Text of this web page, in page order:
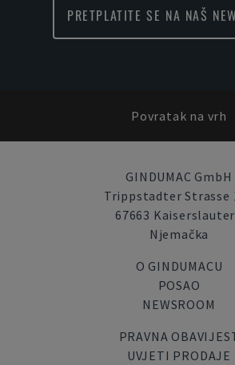
PRETPLATITE SE NA NAŠ
Povratak na vrh
GINDUMAC GmbH
Trippstadter Strasse
67663
Njemačka
O GINDUMACU
POSAO
NEWSROOM
PRAVNA
UVJETI PRODAJE